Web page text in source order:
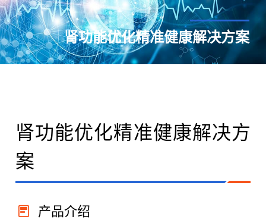
肾功能优化精准健康解决方案
肾功能优化精准健康解决方
案
产品介绍